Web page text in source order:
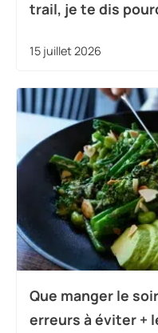
trail, je te dis
15 juillet 2026
Que manger le
erreurs à éviter +